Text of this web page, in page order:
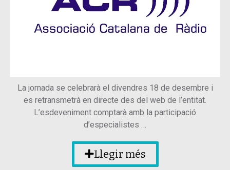
La jornada se celebrarà el divendres 18 de desembre i
es retransmetrà en directe des del web de l’entitat.
L’esdeveniment comptarà amb la participació
d’especialistes …
Llegir més